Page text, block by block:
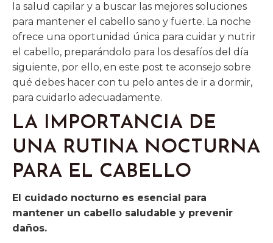
la salud capilar y a buscar las mejores soluciones
para mantener el cabello sano y fuerte. La noche
ofrece una oportunidad única para cuidar y nutrir
el cabello, preparándolo para los desafíos del día
siguiente, por ello, en este post te aconsejo sobre
qué debes hacer con tu pelo antes de ir a dormir,
para cuidarlo adecuadamente.
LA IMPORTANCIA DE
UNA RUTINA NOCTURNA
PARA EL CABELLO
El cuidado nocturno es esencial para
mantener un cabello saludable y prevenir
daños.